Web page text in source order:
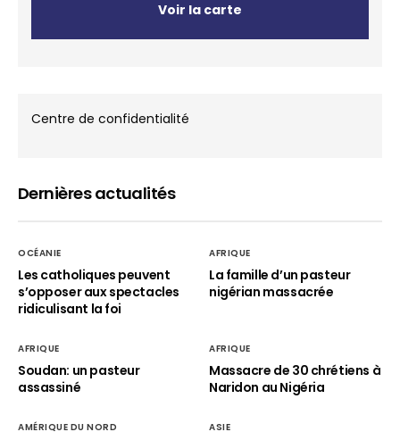
Voir la carte
Centre de confidentialité
Dernières actualités
OCÉANIE
Les catholiques peuvent
s’opposer aux spectacles
ridiculisant la foi
AFRIQUE
La famille d’un pasteur
nigérian massacrée
AFRIQUE
Soudan: un pasteur
assassiné
AFRIQUE
Massacre de 30 chrétiens à
Naridon au Nigéria
AMÉRIQUE DU NORD ASIE